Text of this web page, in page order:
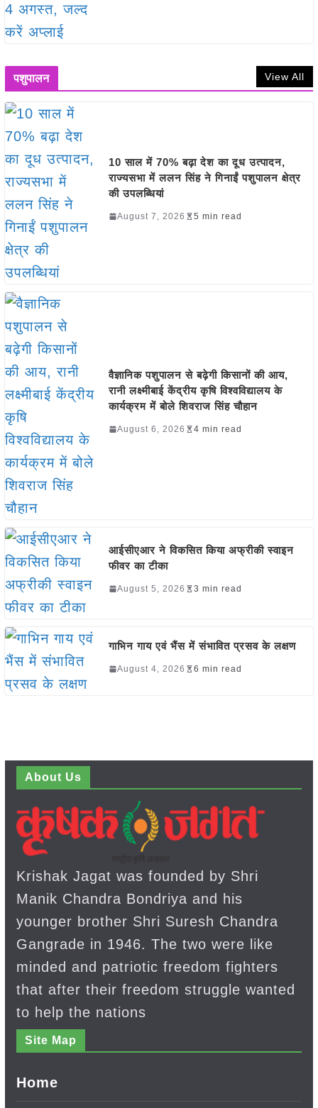
पशुपालन View All
10 साल में 70% बढ़ा देश का दूध उत्पादन,
राज्यसभा में ललन सिंह ने गिनाईं पशुपालन क्षेत्र
की उपलब्धियां
August 7, 2026 5 min read
वैज्ञानिक पशुपालन से बढ़ेगी किसानों की आय,
रानी लक्ष्मीबाई केंद्रीय कृषि विश्वविद्यालय के
कार्यक्रम में बोले शिवराज सिंह चौहान
August 6, 2026 4 min read
आईसीएआर ने विकसित किया अफ्रीकी स्वाइन
फीवर का टीका
August 5, 2026 3 min read
गाभिन गाय एवं भैंस में संभावित प्रसव के लक्षण
August 4, 2026 6 min read
About Us
Krishak Jagat was founded by Shri
Manik Chandra Bondriya and his
younger brother Shri Suresh Chandra
Gangrade in 1946. The two were like
minded and patriotic freedom fighters
that after their freedom struggle wanted
to help the nations
Site Map
Home